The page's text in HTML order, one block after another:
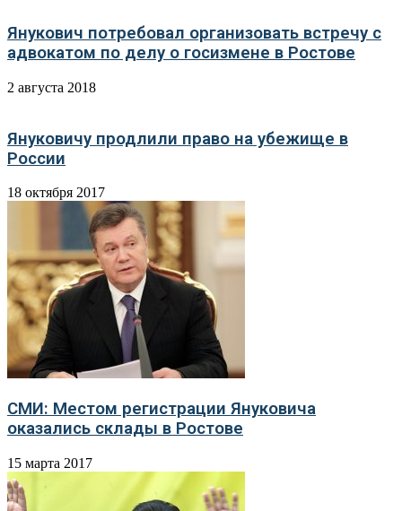
Янукович потребовал организовать встречу с
адвокатом по делу о госизмене в Ростове
2 августа 2018
Януковичу продлили право на убежище в
России
18 октября 2017
СМИ: Местом регистрации Януковича
оказались склады в Ростове
15 марта 2017